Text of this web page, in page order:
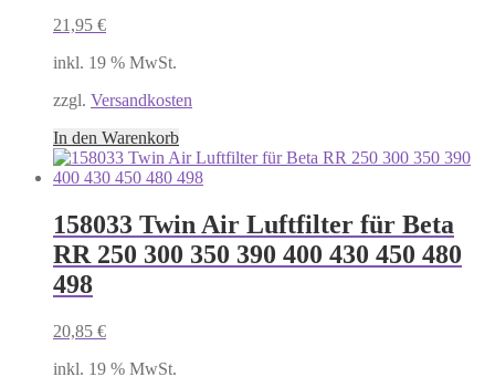
21,95 €
inkl. 19 % MwSt.
zzgl. Versandkosten
In den Warenkorb
158033 Twin Air Luftfilter für Beta
RR 250 300 350 390 400 430 450 480
498
20,85 €
inkl. 19 % MwSt.